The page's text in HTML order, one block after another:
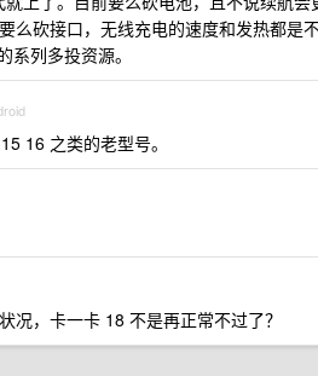
么砍接口，无线充电的速度和发热都是
列多投资源。
16 之类的老型号。
况，卡一卡 18 不是再正常不过了？